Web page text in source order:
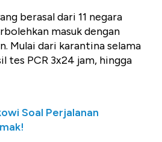
berasal dari 11 negara
masuk dengan
Mulai dari karantina selama
tes PCR 3x24 jam, hingga
Soal Perjalanan